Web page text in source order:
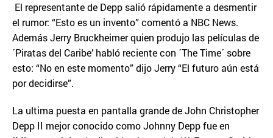
El representante de Depp salió rápidamente a desmentir
el rumor: “Esto es un invento” comentó a NBC News.
Además Jerry Bruckheimer quien produjo las películas de
´Piratas del Caribe’ habló reciente con ´The Time´ sobre
esto: “No en este momento” dijo Jerry “El futuro aún está
por decidirse”.
La ultima puesta en pantalla grande de John Christopher
Depp II mejor conocido como Johnny Depp fue en